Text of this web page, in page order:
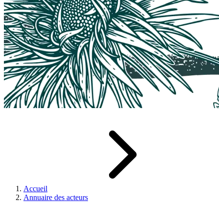
Accueil
Annuaire des acteurs